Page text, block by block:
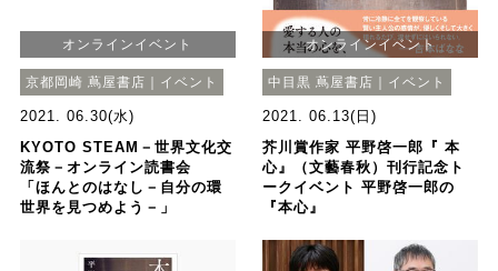
オンラインイベント
京都岡崎 蔦屋書店｜イベント
2021. 06.30(水)
KYOTO STEAM－世界文化交
流祭－オンライン読書会
「ほんとのはなし－自分の環
世界を見つめよう－」
オンラインイベント
中目黒 蔦屋書店｜イベント
2021. 06.13(日)
芥川賞作家 平野啓一郎『 本
心』（文藝春秋）刊行記念ト
ークイベント 平野啓一郎の
『本心』